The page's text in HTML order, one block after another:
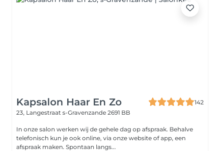
Kapsalon Haar En Zo
142
23, Langestraat s-Gravenzande 2691 BB
In onze salon werken wij de gehele dag op afspraak. Behalve
telefonisch kun je ook online, via onze website of app, een
afspraak maken. Spontaan langs...